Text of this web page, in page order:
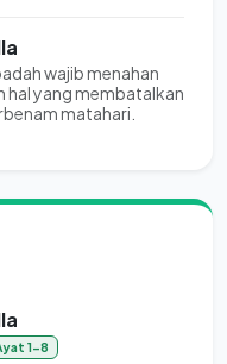
wajib menahan
hal yang membatalkan
matahari.
1-8